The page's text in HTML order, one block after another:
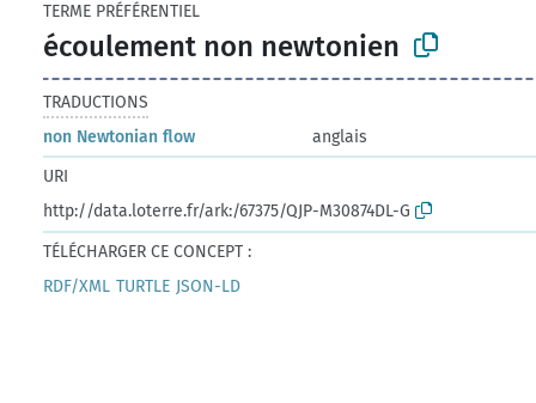
TERME PRÉFÉRENTIEL
écoulement non newtonien
TRADUCTIONS
non Newtonian flow
anglais
URI
http://data.loterre.fr/ark:/67375/QJP-M30874DL-G
TÉLÉCHARGER CE CONCEPT :
RDF/XML TURTLE JSON-LD